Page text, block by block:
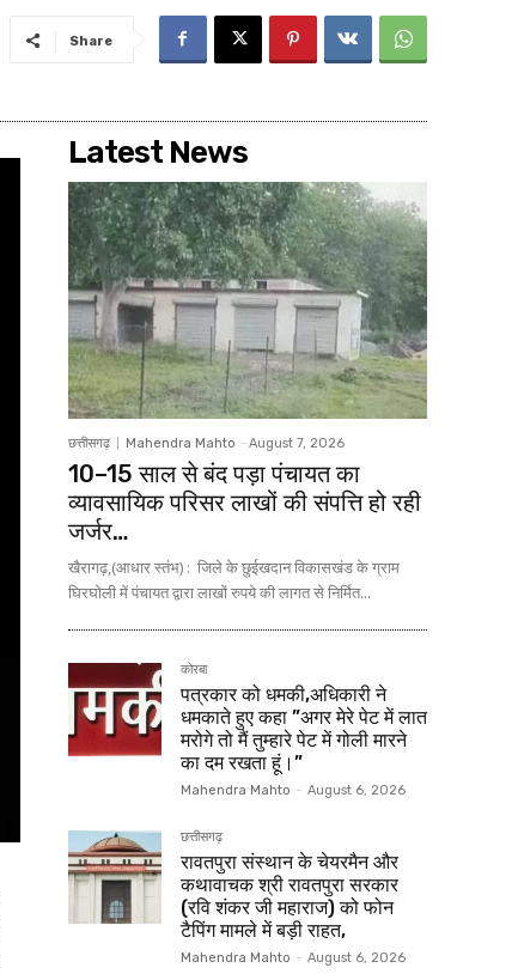
Share
Latest News
छत्तीसगढ़ Mahendra Mahto - August 7, 2026
10–15 साल से बंद पड़ा पंचायत का
व्यावसायिक परिसर लाखों की संपत्ति हो रही
जर्जर…
खैरागढ़,(आधार स्तंभ) : जिले के छुईखदान विकासखंड के ग्राम
घिरघोली में पंचायत द्वारा लाखों रुपये की लागत से निर्मित...
कोरबा
पत्रकार को धमकी,अधिकारी ने
धमकाते हुए कहा ”अगर मेरे पेट में लात
मरोगे तो मैं तुम्हारे पेट में गोली मारने
का दम रखता हूं।”
Mahendra Mahto - August 6, 2026
छत्तीसगढ़
रावतपुरा संस्थान के चेयरमैन और
कथावाचक श्री रावतपुरा सरकार
(रवि शंकर जी महाराज) को फोन
टैपिंग मामले में बड़ी राहत,
Mahendra Mahto - August 6, 2026